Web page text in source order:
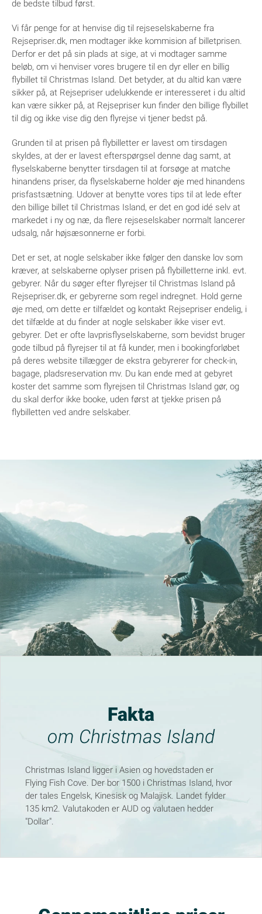
de bedste tilbud først.
Vi får penge for at henvise dig til rejseselskaberne fra
Rejsepriser.dk, men modtager ikke kommision af billetprisen.
Derfor er det på sin plads at sige, at vi modtager samme
beløb, om vi henviser vores brugere til en dyr eller en billig
flybillet til Christmas Island. Det betyder, at du altid kan være
sikker på, at Rejsepriser udelukkende er interesseret i du altid
kan være sikker på, at Rejsepriser kun finder den billige flybillet
til dig og ikke vise dig den flyrejse vi tjener bedst på.
Grunden til at prisen på flybilletter er lavest om tirsdagen
skyldes, at der er lavest efterspørgsel denne dag samt, at
flyselskaberne benytter tirsdagen til at forsøge at matche
hinandens priser, da flyselskaberne holder øje med hinandens
prisfastsætning. Udover at benytte vores tips til at lede efter
den billige billet til Christmas Island, er det en god idé selv at
markedet i ny og næ, da flere rejseselskaber normalt lancerer
udsalg, når højsæsonnerne er forbi.
Det er set, at nogle selskaber ikke følger den danske lov som
kræver, at selskaberne oplyser prisen på flybilletterne inkl. evt.
gebyrer. Når du søger efter flyrejser til Christmas Island på
Rejsepriser.dk, er gebyrerne som regel indregnet. Hold gerne
øje med, om dette er tilfældet og kontakt Rejsepriser endelig, i
det tilfælde at du finder at nogle selskaber ikke viser evt.
gebyrer. Det er ofte lavprisflyselskaberne, som bevidst bruger
gode tilbud på flyrejser til at få kunder, men i bookingforløbet
på deres website tillægger de ekstra gebyrerer for check-in,
bagage, pladsreservation mv. Du kan ende med at gebyret
koster det samme som flyrejsen til Christmas Island gør, og
du skal derfor ikke booke, uden først at tjekke prisen på
flybilletten ved andre selskaber.
Fakta
om Christmas Island
Christmas Island ligger i Asien og hovedstaden er
Flying Fish Cove. Der bor 1500 i Christmas Island, hvor
der tales Engelsk, Kinesisk og Malajisk. Landet fylder
135 km2. Valutakoden er AUD og valutaen hedder
"Dollar".